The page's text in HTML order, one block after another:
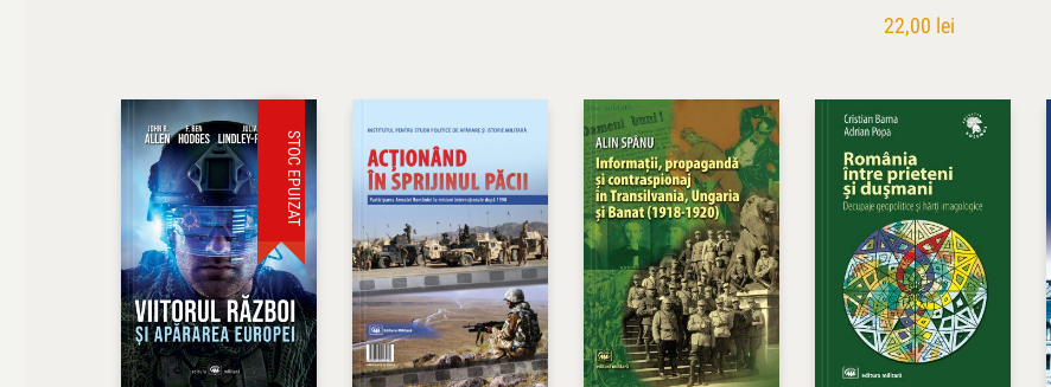
22,00 lei
STOC EPUIZAT